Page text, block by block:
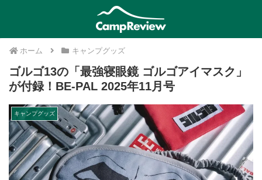
ホーム キャンプグッズ
ゴルゴ13の「最強寝眼鏡 ゴルゴアイマスク」
が付録！BE-PAL 2025年11月号
キャンプグッズ